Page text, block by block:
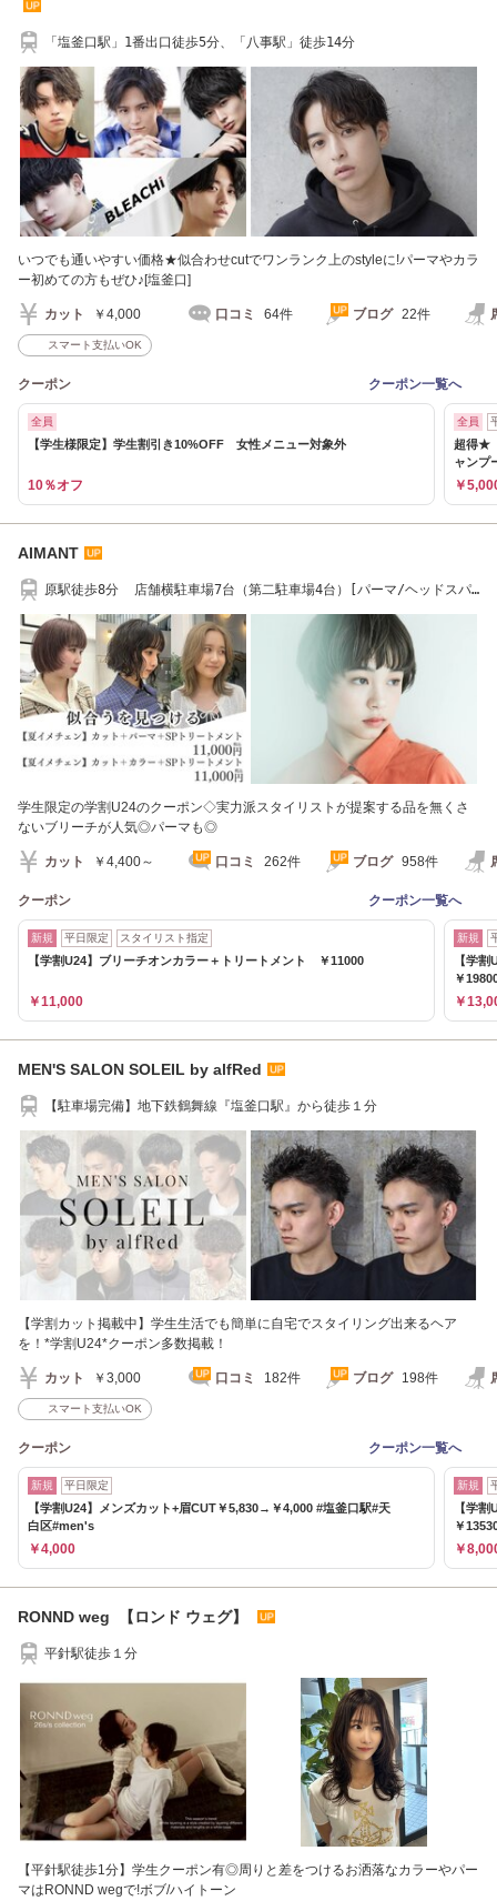
「塩釜口駅」1番出口徒歩5分、「八事駅」徒歩14分
いつでも通いやすい価格★似合わせcutでワンランク上のstyleに!パーマやカラ
ー初めての方もぜひ♪[塩釜口]
カット ￥4,000 口コミ 64件 ブログ 22件
スマート支払いOK
クーポン クーポン一覧へ
全員
【学生様限定】学生割引き10%OFF 女性メニュー対象外
10％オフ
全員
超得★
ャンプ
￥
AIMANT
原駅徒歩8分 店舗横駐車場7台（第二駐車場4台）[パーマ/ヘッドスパ/
学生限定の学割U24のクーポン◇実力派スタイリストが提案する品を無くさ
ないブリーチが人気◎パーマも◎
カット ￥4,400～ 口コミ 262件 ブログ 958件
クーポン クーポン一覧へ
新規 平日限定 スタイリスト指定
【学割U24】ブリーチオンカラー＋トリートメント ￥11000
￥11,000
新規
【学
￥
￥
MEN'S SALON SOLEIL by alfRed
【駐車場完備】地下鉄鶴舞線『塩釜口駅』から徒歩１分
【学割カット掲載中】学生生活でも簡単に自宅でスタイリング出来るヘア
を！*学割U24*クーポン多数掲載！
カット ￥3,000 口コミ 182件 ブログ 198件
スマート支払いOK
クーポン クーポン一覧へ
新規 平日限定
【学割U24】メンズカット+眉CUT￥5,830→￥4,000 #塩釜口駅#天
白区#men's
￥4,000
新規
【学
￥
￥
RONND weg 【ロンド ウェグ】
平針駅徒歩１分
【平針駅徒歩1分】学生クーポン有◎周りと差をつけるお洒落なカラーやパー
マはRONND wegで!ボブ/ハイトーン